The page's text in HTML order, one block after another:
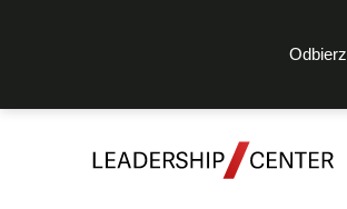
Odbierz